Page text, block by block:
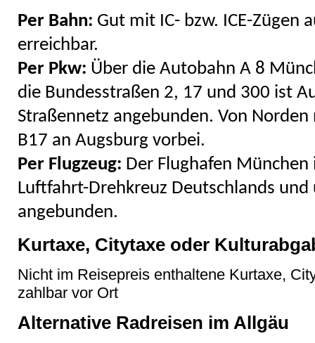
Per Bahn: Gut mit IC- bzw. ICE-Zügen
erreichbar.
Per Pkw: Über die Autobahn A 8
die Bundesstraßen 2, 17 und 300 ist
Straßennetz angebunden. Von
B17 an Augsburg vorbei.
Per Flugzeug: Der Flughafen
Luftfahrt-Drehkreuz Deutschlands
angebunden.
Kurtaxe, Citytaxe oder
Nicht im Reisepreis enthaltene Kurtaxe,
zahlbar vor Ort
Alternative Radreisen im Allgäu